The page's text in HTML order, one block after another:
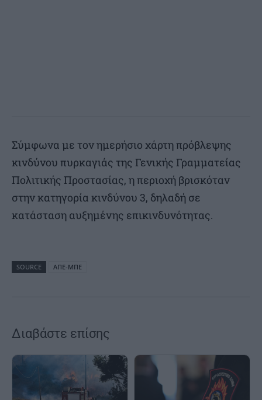
Σύμφωνα με τον ημερήσιο χάρτη πρόβλεψης
κινδύνου πυρκαγιάς της Γενικής Γραμματείας
Πολιτικής Προστασίας, η περιοχή βρισκόταν
στην κατηγορία κινδύνου 3, δηλαδή σε
κατάσταση αυξημένης επικινδυνότητας.
SOURCE ΑΠΕ-ΜΠΕ
Διαβάστε επίσης